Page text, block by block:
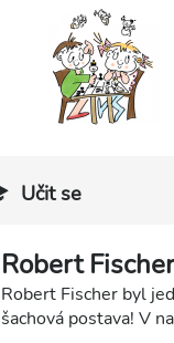
Učit se
Robert Fischer
Robert Fischer byl
šachová postava! V